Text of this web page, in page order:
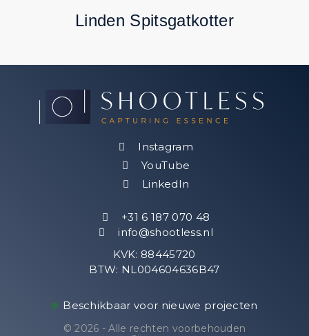
Get in touch
Linden Spitsgatkotter
Instagram
YouTube
LinkedIn
+31 6 187 070 48
info@shootless.nl
KVK: 88445720
BTW: NL004604636B47
Beschikbaar voor nieuwe projecten
© 2026 - Alle rechten voorbehouden